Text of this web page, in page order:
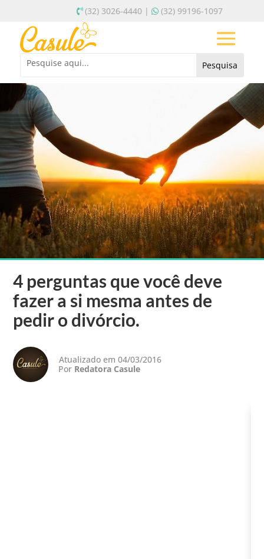
(32) 3026-4440 | (32) 99196-1097
4 perguntas que você deve
fazer a si mesma antes de
pedir o divórcio.
Atualizado em 04/03/2016
Por Redatora Casule